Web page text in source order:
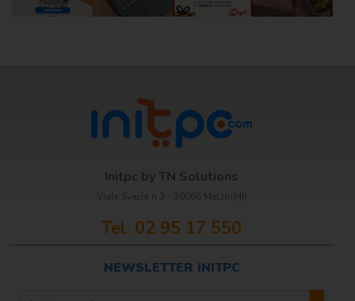
Initpc by TN Solutions
Viale Svezia n.3 - 20066 Melzo(MI)
Tel. 02 95 17 550
NEWSLETTER INITPC